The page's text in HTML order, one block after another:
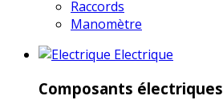
Raccords
Manomètre
Electrique
Composants électriques